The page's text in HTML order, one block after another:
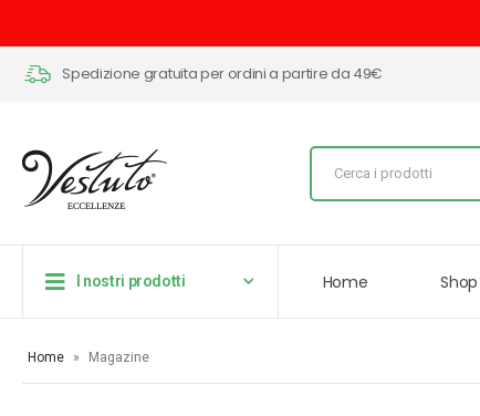
Spedizione gratuita per ordini a partire da 49€
I nostri prodotti Home Shop
Home » Magazine